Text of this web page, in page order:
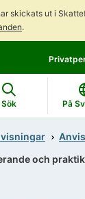
skickats ut i
.
direkt
till
till
hela
Sök På
och